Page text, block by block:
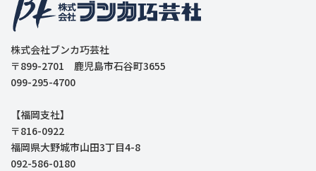
株式会社ブンカ巧芸社
〒899-2701 鹿児島市石谷町3655
099-295-4700
【福岡支社】
〒816-0922
福岡県大野城市山田3丁目4-8
092-586-0180